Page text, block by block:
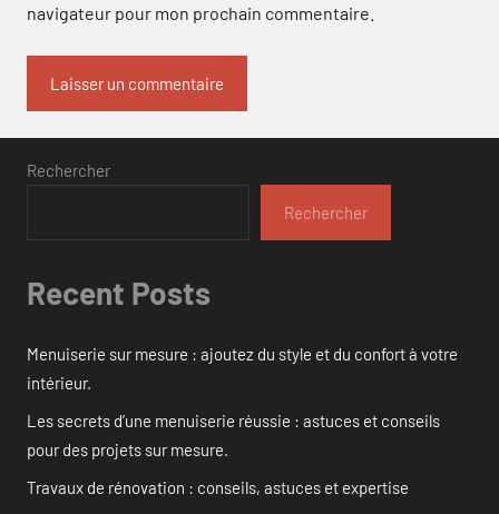
navigateur pour mon prochain commentaire.
Rechercher
Rechercher
Recent Posts
Menuiserie sur mesure : ajoutez du style et du confort à votre
intérieur.
Les secrets d’une menuiserie réussie : astuces et conseils
pour des projets sur mesure.
Travaux de rénovation : conseils, astuces et expertise